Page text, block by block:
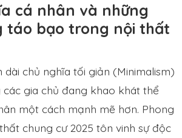
cá nhân và những
táo bạo trong nội thất
dài chủ nghĩa tối giản (Minimalism)
gia chủ đang khao khát thể
một cách mạnh mẽ hơn. Phong
chung cư 2025 tôn vinh sự độc